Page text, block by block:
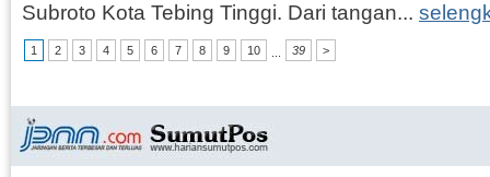
Subroto Kota Tebing Tinggi. Dari tangan...
1 2 3 4 5 6 7 8 9 10 39 >